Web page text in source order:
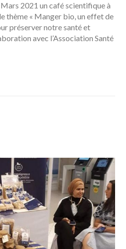
2021 un café scientifique à
thème « Manger bio, un effet de
préserver notre santé et
avec l’Association Santé